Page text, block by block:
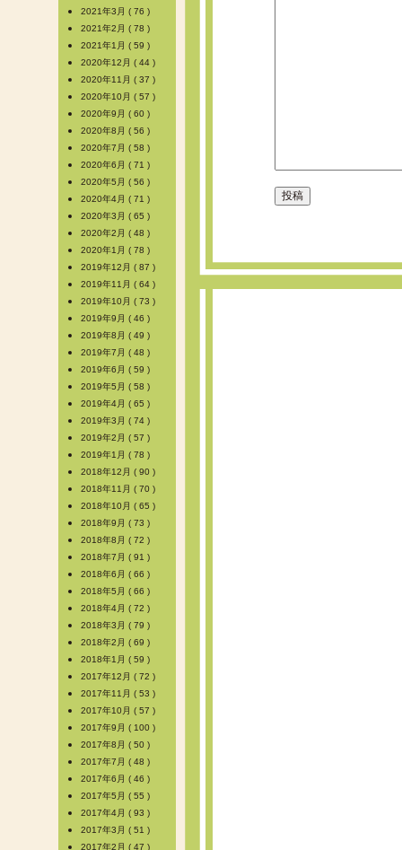
2021年3月 ( 76 )
2021年2月 ( 78 )
2021年1月 ( 59 )
2020年12月 ( 44 )
2020年11月 ( 37 )
2020年10月 ( 57 )
2020年9月 ( 60 )
2020年8月 ( 56 )
2020年7月 ( 58 )
2020年6月 ( 71 )
2020年5月 ( 56 )
2020年4月 ( 71 )
2020年3月 ( 65 )
2020年2月 ( 48 )
2020年1月 ( 78 )
2019年12月 ( 87 )
2019年11月 ( 64 )
2019年10月 ( 73 )
2019年9月 ( 46 )
2019年8月 ( 49 )
2019年7月 ( 48 )
2019年6月 ( 59 )
2019年5月 ( 58 )
2019年4月 ( 65 )
2019年3月 ( 74 )
2019年2月 ( 57 )
2019年1月 ( 78 )
2018年12月 ( 90 )
2018年11月 ( 70 )
2018年10月 ( 65 )
2018年9月 ( 73 )
2018年8月 ( 72 )
2018年7月 ( 91 )
2018年6月 ( 66 )
2018年5月 ( 66 )
2018年4月 ( 72 )
2018年3月 ( 79 )
2018年2月 ( 69 )
2018年1月 ( 59 )
2017年12月 ( 72 )
2017年11月 ( 53 )
2017年10月 ( 57 )
2017年9月 ( 100 )
2017年8月 ( 50 )
2017年7月 ( 48 )
2017年6月 ( 46 )
2017年5月 ( 55 )
2017年4月 ( 93 )
2017年3月 ( 51 )
2017年2月 ( 47 )